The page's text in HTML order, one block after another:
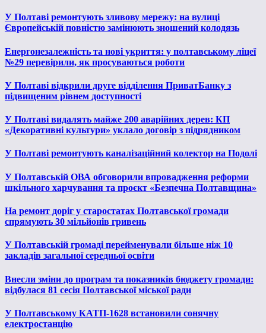
У Полтаві ремонтують зливову мережу: на вулиці
Європейській повністю замінюють зношений колодязь
Енергонезалежність та нові укриття: у полтавському ліцеї
№29 перевірили, як просуваються роботи
У Полтаві відкрили друге відділення ПриватБанку з
підвищеним рівнем доступності
У Полтаві видалять майже 200 аварійних дерев: КП
«Декоративні культури» уклало договір з підрядником
У Полтаві ремонтують каналізаційний колектор на Подолі
У Полтавській ОВА обговорили впровадження реформи
шкільного харчування та проєкт «Безпечна Полтавщина»
На ремонт доріг у старостатах Полтавської громади
спрямують 30 мільйонів гривень
У Полтавській громаді перейменували більше ніж 10
закладів загальної середньої освіти
Внесли зміни до програм та показників бюджету громади:
відбулася 81 сесія Полтавської міської ради
У Полтавському КАТП-1628 встановили сонячну
електростанцію